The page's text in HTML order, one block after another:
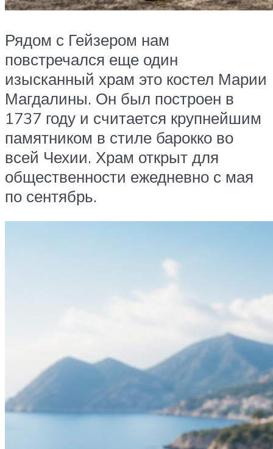
Рядом с Гейзером нам
повстречался еще один
изысканный храм это костел Марии
Магдалины. Он был построен в
1737 году и считается крупнейшим
памятником в стиле барокко во
всей Чехии. Храм открыт для
общественности ежедневно с мая
по сентябрь.